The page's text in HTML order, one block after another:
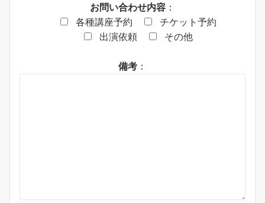
お問い合わせ内容 ：
各種講座予約
チケット予約
出演依頼
その他
備考 ：